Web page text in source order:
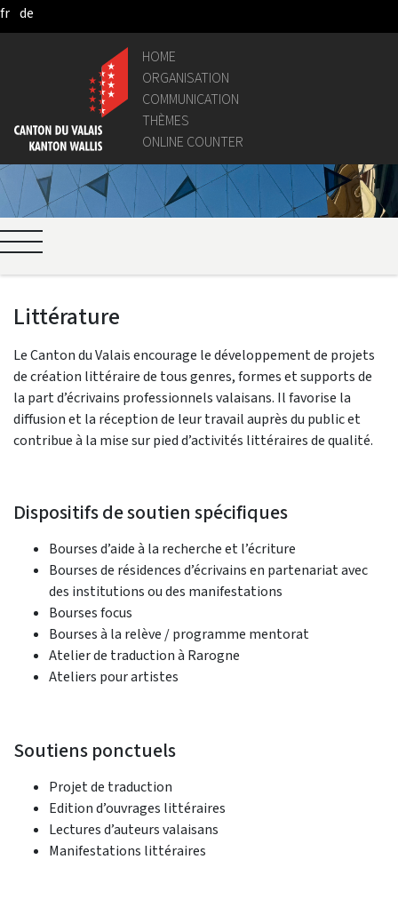
Pular para o Conteúdo principal
fr de
HOME
ORGANISATION
COMMUNICATION
THÈMES
ONLINE COUNTER
Littérature
Le Canton du Valais encourage le développement de projets
de création littéraire de tous genres, formes et supports de
la part d’écrivains professionnels valaisans. Il favorise la
diffusion et la réception de leur travail auprès du public et
contribue à la mise sur pied d’activités littéraires de qualité.
Dispositifs de soutien spécifiques
Bourses d’aide à la recherche et l’écriture
Bourses de résidences d’écrivains en partenariat avec
des institutions ou des manifestations
Bourses focus
Bourses à la relève / programme mentorat
Atelier de traduction à Rarogne
Ateliers pour artistes
Soutiens ponctuels
Projet de traduction
Edition d’ouvrages littéraires
Lectures d’auteurs valaisans
Manifestations littéraires